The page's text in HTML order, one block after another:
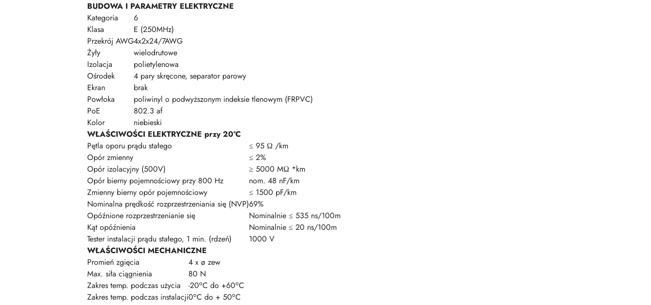
BUDOWA I PARAMETRY ELEKTRYCZNE
Kategoria
6
Klasa
E (250MHz)
Przekrój AWG4x2x24/7AWG
Żyły
wielodrutowe
Izolacja
polietylenowa
Ośrodek
4 pary skręcone, separator parowy
Ekran
brak
Powłoka
poliwinyl o podwyższonym indeksie tlenowym (FRPVC)
PoE
802.3 af
Kolor
niebieski
WŁAŚCIWOŚCI ELEKTRYCZNE przy 20ºC
Pętla oporu prądu stałego
≤ 95 Ω /km
Opór zmienny
≤ 2%
Opór izolacyjny (500V)
≥ 5000 MΩ *km
Opór bierny pojemnościowy przy 800 Hz
nom. 48 nF/km
Zmienny bierny opór pojemnościowy
≤ 1500 pF/km
Nominalna prędkość rozprzestrzeniania się (NVP)69%
Opóźnione rozprzestrzenianie się
Nominalnie ≤ 535 ns/100m
Kąt opóźnienia
Nominalnie ≤ 20 ns/100m
Tester instalacji prądu stałego, 1 min. (rdzeń)
1000 V
WŁAŚCIWOŚCI MECHANICZNE
Promień zgięcia
4 x ø zew
Max. siła ciągnienia
80 N
Zakres temp. podczas użycia
-20oC do +60oC
Zakres temp. podczas instalacji0oC do + 50oC